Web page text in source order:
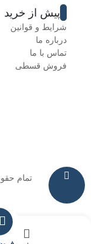
پیش از خرید
شرایط و قوانین
درباره ما
تماس با ما
فروش قسطی
تمام